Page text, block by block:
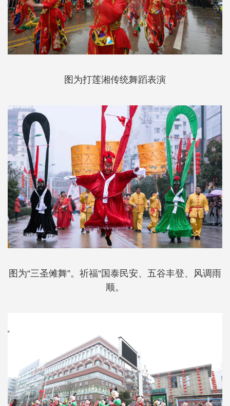
图为打莲湘传统舞蹈表演
图为“三圣傩舞”。祈福“国泰民安、五谷丰登、风调雨
顺。